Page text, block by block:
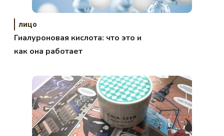
лицо
Гиалуроновая кислота: что это и
как она работает